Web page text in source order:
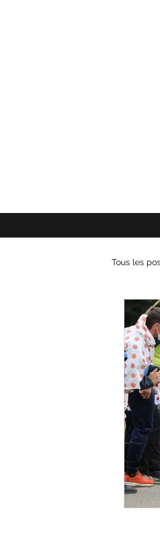
Tous les
VO2